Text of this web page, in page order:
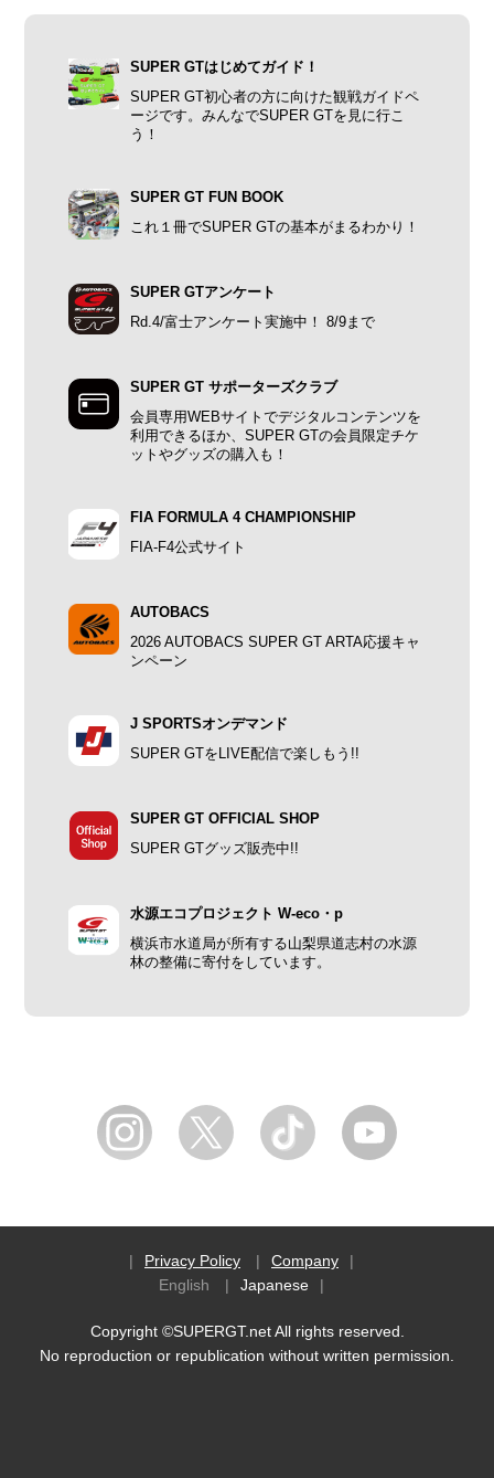
SUPER GTはじめてガイド！
SUPER GT初心者の方に向けた観戦ガイドペ
ージです。みんなでSUPER GTを見に行こ
う！
SUPER GT FUN BOOK
これ１冊でSUPER GTの基本がまるわかり！
SUPER GTアンケート
Rd.4/富士アンケート実施中！ 8/9まで
SUPER GT サポーターズクラブ
会員専用WEBサイトでデジタルコンテンツを
利用できるほか、SUPER GTの会員限定チケ
ットやグッズの購入も！
FIA FORMULA 4 CHAMPIONSHIP
FIA-F4公式サイト
AUTOBACS
2026 AUTOBACS SUPER GT ARTA応援キャ
ンペーン
J SPORTSオンデマンド
SUPER GTをLIVE配信で楽しもう!!
SUPER GT OFFICIAL SHOP
SUPER GTグッズ販売中!!
水源エコプロジェクト W-eco・p
横浜市水道局が所有する山梨県道志村の水源
林の整備に寄付をしています。
Privacy Policy
Company
English
Japanese
Copyright ©SUPERGT.net All rights reserved.
No reproduction or republication without written permission.